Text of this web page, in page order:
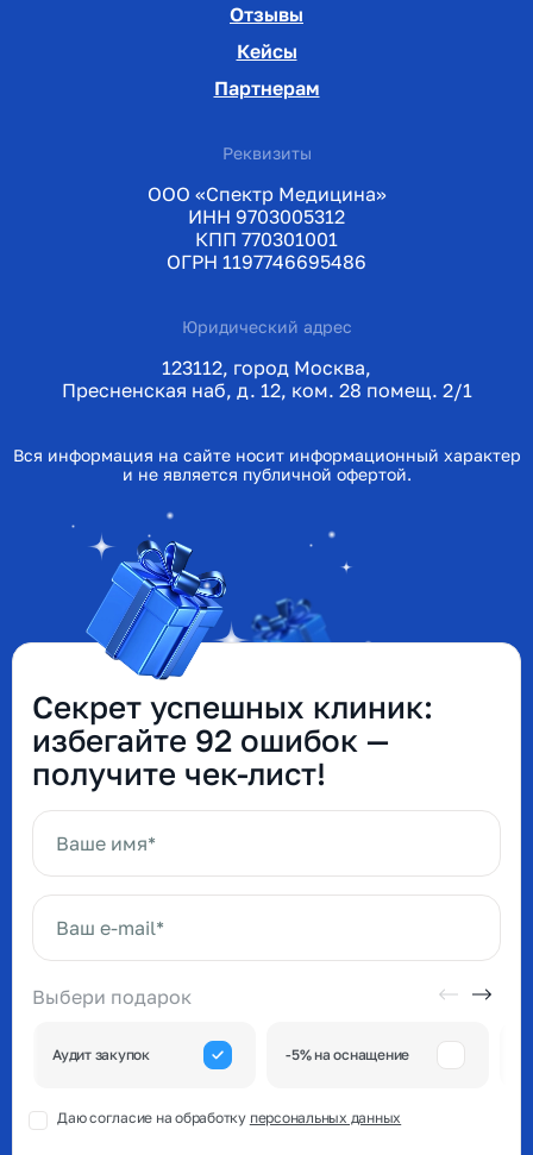
Отзывы
Кейсы
Партнерам
Реквизиты
ООО «Спектр Медицина»
ИНН 9703005312
КПП 770301001
ОГРН 1197746695486
Юридический адрес
123112, город Москва,
Пресненская наб, д. 12, ком. 28 помещ. 2/1
Вся информация на сайте носит информационный характер
и не является публичной офертой.
Секрет успешных клиник:
избегайте 92 ошибок —
получите чек-лист!
Выбери подарок
Аудит закупок -5% на оснащение
Даю согласие на обработку персональных данных